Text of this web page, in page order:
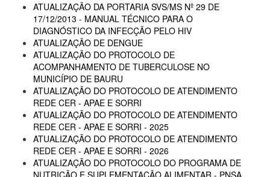
ATUALIZAÇÃO DA PORTARIA SVS/MS Nº 29 DE
17/12/2013 - MANUAL TÉCNICO PARA O
DIAGNÓSTICO DA INFECÇÃO PELO HIV
ATUALIZAÇÃO DE DENGUE
ATUALIZAÇÃO DO PROTOCOLO DE
ACOMPANHAMENTO DE TUBERCULOSE NO
MUNICÍPIO DE BAURU
ATUALIZAÇÃO DO PROTOCOLO DE ATENDIMENTO
REDE CER - APAE E SORRI
ATUALIZAÇÃO DO PROTOCOLO DE ATENDIMENTO
REDE CER - APAE E SORRI - 2025
ATUALIZAÇÃO DO PROTOCOLO DE ATENDIMENTO
REDE CER - APAE E SORRI - 2026
ATUALIZAÇÃO DO PROTOCOLO DO PROGRAMA DE
NUTRIÇÃO E SUPLEMENTAÇÃO ALIMENTAR - PNSA